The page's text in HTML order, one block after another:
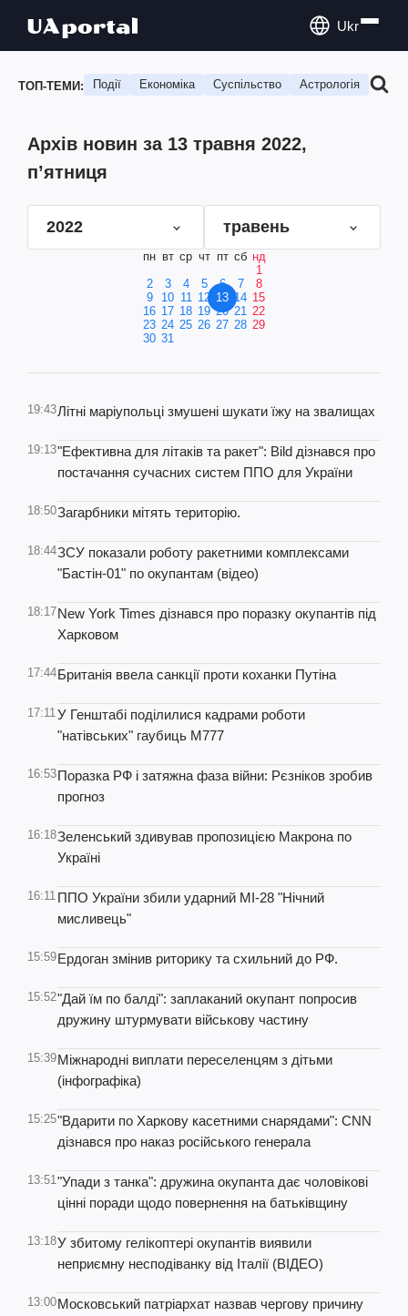
Ukr
ТОП-ТЕМИ: Події Економіка Суспільство Астрологія
Архів новин за 13 травня 2022,
п’ятниця
2022 травень
пн вт ср чт пт сб нд
1
2
3 4 5 6 7
8
9
10 11 12 13 14 15
16 17 18 19 20 21 22
23 24 25 26 27 28 29
30 31
19:43Літні маріупольці змушені шукати їжу на звалищах
19:13"Ефективна для літаків та ракет": Bild дізнався про
постачання сучасних систем ППО для України
18:50Загарбники мітять територію.
18:44ЗСУ показали роботу ракетними комплексами
"Бастін-01" по окупантам (відео)
18:17New York Times дізнався про поразку окупантів під
Харковом
17:44Британія ввела санкції проти коханки Путіна
17:11У Генштабі поділилися кадрами роботи
"натівських" гаубиць М777
16:53Поразка РФ і затяжна фаза війни: Рєзніков зробив
прогноз
16:18Зеленський здивував пропозицією Макрона по
Україні
16:11 ППО України збили ударний МІ-28 "Нічний
мисливець"
15:59Ердоган змінив риторику та схильний до РФ.
15:52"Дай їм по балді": заплаканий окупант попросив
дружину штурмувати військову частину
15:39Міжнародні виплати переселенцям з дітьми
(інфографіка)
15:25"Вдарити по Харкову касетними снарядами": CNN
дізнався про наказ російського генерала
13:51"Упади з танка": дружина окупанта дає чоловікові
цінні поради щодо повернення на батьківщину
13:18У збитому гелікоптері окупантів виявили
неприємну несподіванку від Італії (ВІДЕО)
13:00Московський патріархат назвав чергову причину